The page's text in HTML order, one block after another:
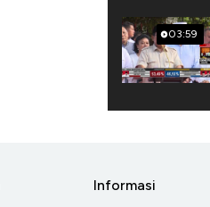
03:59
Informasi